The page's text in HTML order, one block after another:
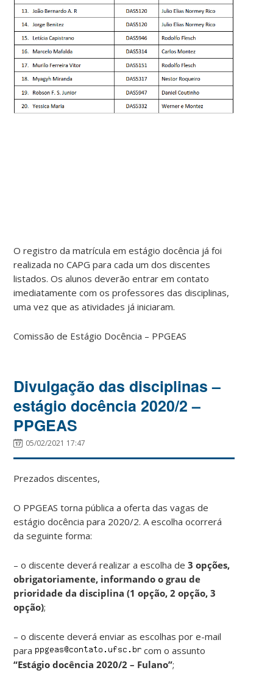
O registro da matrícula em estágio docência já foi
realizada no CAPG para cada um dos discentes
listados. Os alunos deverão entrar em contato
imediatamente com os professores das disciplinas,
uma vez que as atividades já iniciaram.
Comissão de Estágio Docência – PPGEAS
Divulgação das disciplinas –
estágio docência 2020/2 –
PPGEAS
05/02/2021 17:47
Prezados discentes,
O PPGEAS torna pública a oferta das vagas de
estágio docência para 2020/2. A escolha ocorrerá
da seguinte forma:
– o discente deverá realizar a escolha de3 opções,
obrigatoriamente, informando o grau de
prioridade da disciplina (1 opção, 2 opção, 3
opção);
– o discente deverá enviar as escolhas por e-mail
para
com o assunto
“Estágio docência 2020/2 – Fulano”;